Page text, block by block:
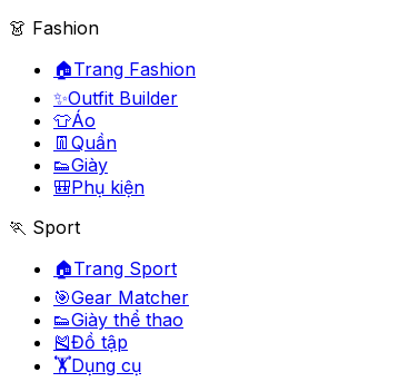
👗 Fashion
🏠Trang Fashion
✨Outfit Builder
👕Áo
👖 Quần
👟Giày
🎒Phụ kiện
🏃 Sport
🏠Trang Sport
🎯Gear Matcher
👟Giày thể thao
🎽Đồ tập
🏋️Dụng cụ